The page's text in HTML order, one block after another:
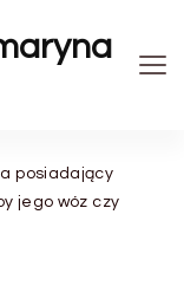
posiadający
jego wóz czy